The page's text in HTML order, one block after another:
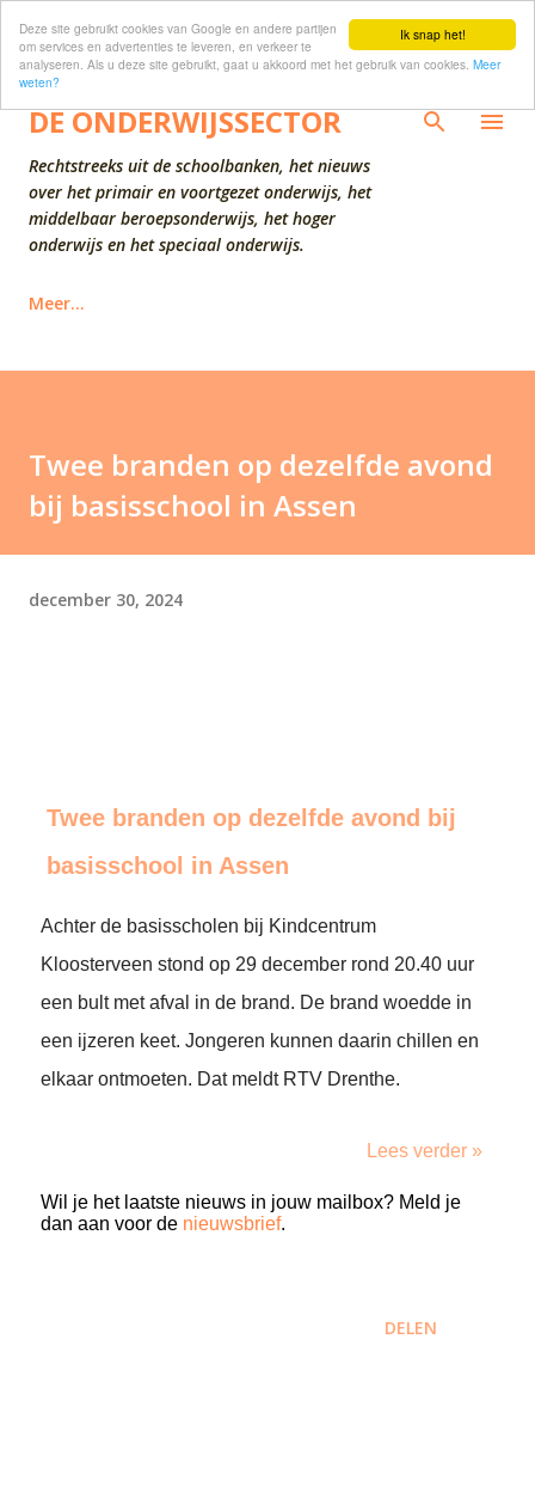
Ik snap het!
Deze site gebruikt cookies van Google en andere partijen
om services en advertenties te leveren, en verkeer te
analyseren. Als u deze site gebruikt, gaat u akkoord met het gebruik van cookies. Meer
weten?
Doorgaan naar hoofdcontent
DE ONDERWIJSSECTOR
Rechtstreeks uit de schoolbanken, het nieuws
over het primair en voortgezet onderwijs, het
middelbaar beroepsonderwijs, het hoger
onderwijs en het speciaal onderwijs.
Meer…
Twee branden op dezelfde avond
bij basisschool in Assen
december 30, 2024
Twee branden op dezelfde avond bij
basisschool in Assen
Achter de basisscholen bij Kindcentrum
Kloosterveen stond op 29 december rond 20.40 uur
een bult met afval in de brand. De brand woedde in
een ijzeren keet. Jongeren kunnen daarin chillen en
elkaar ontmoeten. Dat meldt RTV Drenthe.
Lees verder »
Wil je het laatste nieuws in jouw mailbox? Meld je
dan aan voor de nieuwsbrief.
DELEN